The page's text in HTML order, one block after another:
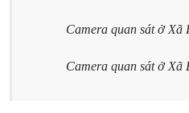
Camera quan sát ở Xã
Camera quan sát ở Xã